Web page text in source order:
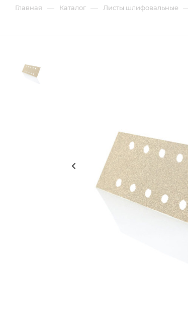
Главная — Каталог — Листы шлифовальные